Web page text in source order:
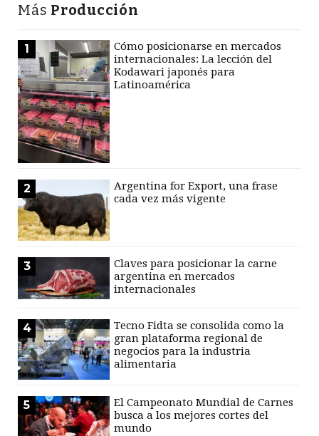
Más Producción
1
Cómo posicionarse en mercados
internacionales: La lección del
Kodawari japonés para
Latinoamérica
2
Argentina for Export, una frase
cada vez más vigente
3
Claves para posicionar la carne
argentina en mercados
internacionales
4
Tecno Fidta se consolida como la
gran plataforma regional de
negocios para la industria
alimentaria
5
El Campeonato Mundial de Carnes
busca a los mejores cortes del
mundo